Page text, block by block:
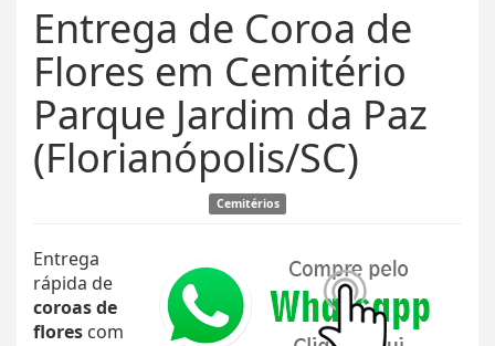
Entrega de Coroa de
Flores em Cemitério
Parque Jardim da Paz
(Florianópolis/SC)
Cemitérios
Entrega
rápida de
coroas de
flores com